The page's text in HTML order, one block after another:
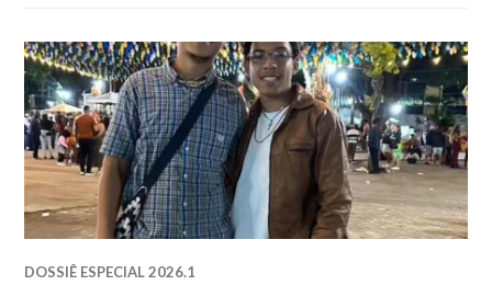
DOSSIÊ ESPECIAL 2026.1